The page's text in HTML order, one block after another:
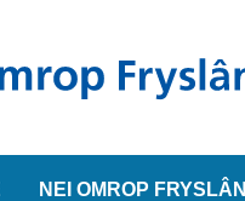
NEI OMROP FRYSLÂN